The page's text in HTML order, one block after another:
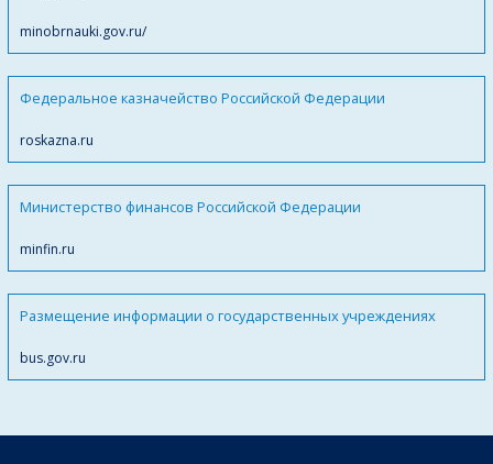
minobrnauki.gov.ru/
Федеральное казначейство Российской Федерации
roskazna.ru
Министерство финансов Российской Федерации
minfin.ru
Размещение информации о государственных учреждениях
bus.gov.ru